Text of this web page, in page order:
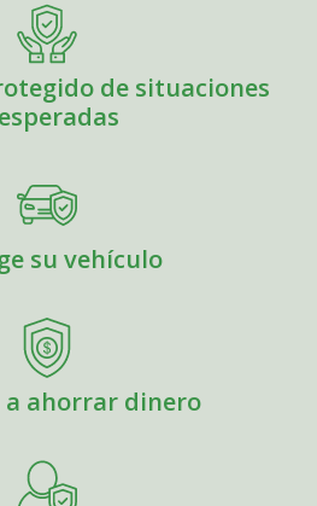
a ahorrar dinero
su vehículo
de situaciones